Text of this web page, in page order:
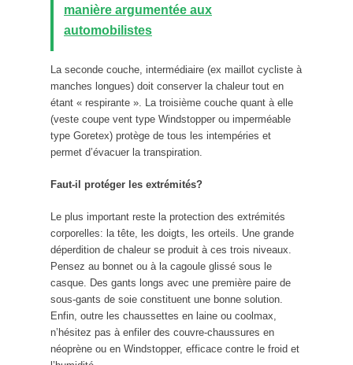
manière argumentée aux
automobilistes
La seconde couche, intermédiaire (ex maillot cycliste à
manches longues) doit conserver la chaleur tout en
étant « respirante ». La troisième couche quant à elle
(veste coupe vent type Windstopper ou imperméable
type Goretex) protège de tous les intempéries et
permet d’évacuer la transpiration.
Faut-il protéger les extrémités?
Le plus important reste la protection des extrémités
corporelles: la tête, les doigts, les orteils. Une grande
déperdition de chaleur se produit à ces trois niveaux.
Pensez au bonnet ou à la cagoule glissé sous le
casque. Des gants longs avec une première paire de
sous-gants de soie constituent une bonne solution.
Enfin, outre les chaussettes en laine ou coolmax,
n’hésitez pas à enfiler des couvre-chaussures en
néoprène ou en Windstopper, efficace contre le froid et